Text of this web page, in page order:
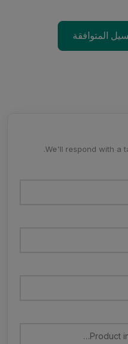
المتوافقة
We'll respond with a